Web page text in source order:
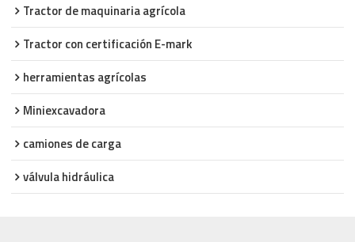
Tractor de maquinaria agrícola
Tractor con certificación E-mark
herramientas agrícolas
Miniexcavadora
camiones de carga
válvula hidráulica